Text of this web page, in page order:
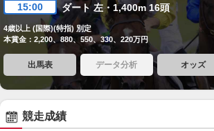
15:00 ダート 左・1,400m 16頭
4歳以上 (国際)(特指) 別定
本賞金：2,200、880、550、330、220万円
出馬表 データ分析 オッズ
競走成績